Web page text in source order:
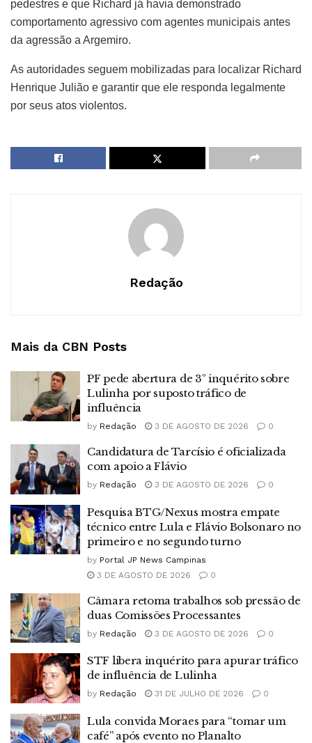
pedestres e que Richard já havia demonstrado
comportamento agressivo com agentes municipais antes
da agressão a Argemiro.
As autoridades seguem mobilizadas para localizar Richard
Henrique Julião e garantir que ele responda legalmente
por seus atos violentos.
Redação
Mais da CBN Posts
PF pede abertura de 3º inquérito sobre
Lulinha por suposto tráfico de
influência
by Redação 3 DE AGOSTO DE 2026 0
Candidatura de Tarcísio é oficializada
com apoio a Flávio
by Redação 3 DE AGOSTO DE 2026 0
Pesquisa BTG/Nexus mostra empate
técnico entre Lula e Flávio Bolsonaro no
primeiro e no segundo turno
by Portal JP News Campinas
3 DE AGOSTO DE 2026
0
Câmara retoma trabalhos sob pressão de
duas Comissões Processantes
by Redação 3 DE AGOSTO DE 2026 0
STF libera inquérito para apurar tráfico
de influência de Lulinha
by Redação 31 DE JULHO DE 2026 0
Lula convida Moraes para “tomar um
café” após evento no Planalto